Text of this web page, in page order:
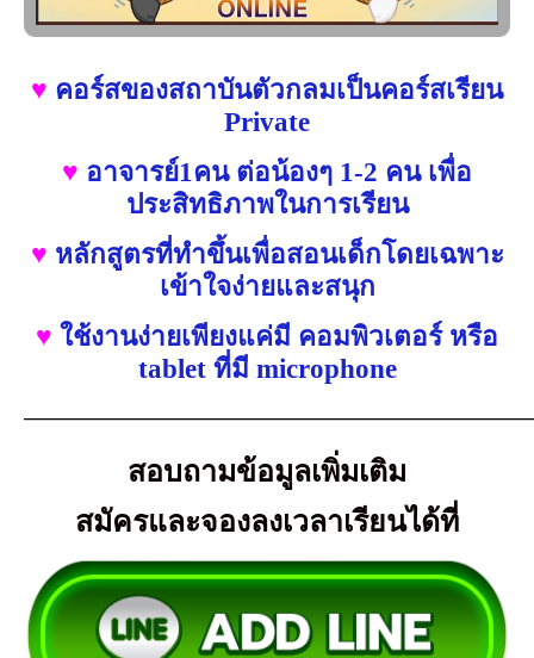
♥ คอร์สของสถาบันตัวกลมเป็นคอร์สเรียน
Private
♥ อาจารย์1คน ต่อน้องๆ 1-2 คน เพื่อ
ประสิทธิภาพในการเรียน
♥ หลักสูตรที่ทำขึ้นเพื่อสอนเด็กโดยเฉพาะ
เข้าใจง่ายและสนุก
♥ ใช้งานง่ายเพียงแค่มี คอมพิวเตอร์ หรือ
tablet ที่มี microphone
สอบถามข้อมูลเพิ่มเติม
สมัครและจองลงเวลาเรียนได้ที่